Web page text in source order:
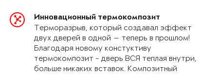
Инновационный термокомпозит
Терморазрыв, который создавал эффект
двух дверей в одной — теперь в прошлом!
Благодаря новому констуктиву
термокомпозит - дверь ВСЯ теплая внутри,
больше никаких вставок. Композитный